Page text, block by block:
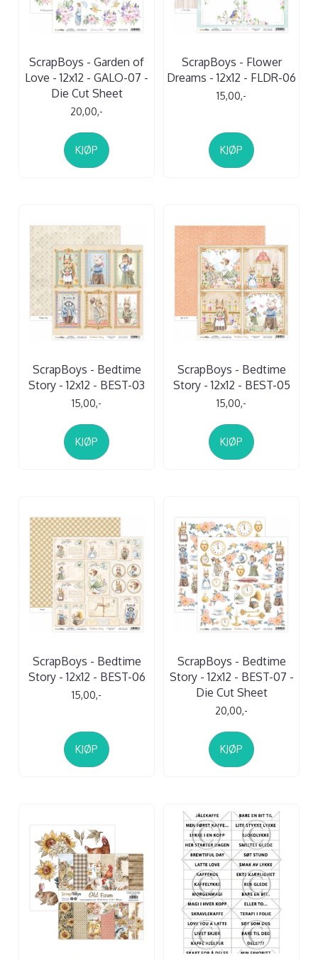
ScrapBoys - Garden of
Love - 12x12 - GALO-07 -
Die Cut Sheet
20,00,-
KJØP
ScrapBoys - Flower
Dreams - 12x12 - FLDR-06
15,00,-
KJØP
ScrapBoys - Bedtime
Story - 12x12 - BEST-03
15,00,-
KJØP
ScrapBoys - Bedtime
Story - 12x12 - BEST-05
15,00,-
KJØP
ScrapBoys - Bedtime
Story - 12x12 - BEST-06
15,00,-
KJØP
ScrapBoys - Bedtime
Story - 12x12 - BEST-07 -
Die Cut Sheet
20,00,-
KJØP